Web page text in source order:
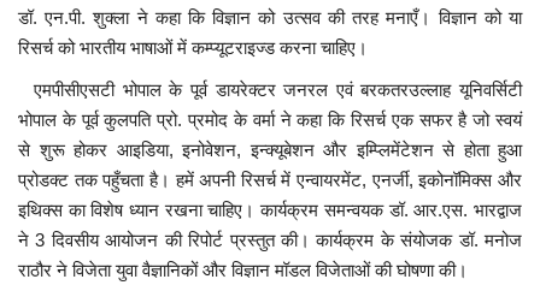
डॉ. एन.पी. शुक्ला ने कहा कि विज्ञान को उत्सव की तरह मनाएँ। विज्ञान को या
रिसर्च को भारतीय भाषाओं में कम्प्यूटराइज्ड करना चाहिए।
एमपीसीएसटी भोपाल के पूर्व डायरेक्टर जनरल एवं बरकतरउल्लाह यूनिवर्सिटी
भोपाल के पूर्व कुलपति प्रो. प्रमोद के वर्मा ने कहा कि रिसर्च एक सफर है जो स्वयं
से शुरू होकर आइडिया, इनोवेशन, इन्क्यूबेशन और इम्प्लिमेंटेशन से होता हुआ
प्रोडक्ट तक पहुँचता है। हमें अपनी रिसर्च में एन्वायरमेंट, एनर्जी, इकोनॉमिक्स और
इथिक्स का विशेष ध्यान रखना चाहिए। कार्यक्रम समन्वयक डॉ. आर.एस. भारद्वाज
ने 3 दिवसीय आयोजन की रिपोर्ट प्रस्तुत की। कार्यक्रम के संयोजक डॉ. मनोज
राठौर ने विजेता युवा वैज्ञानिकों और विज्ञान मॉडल विजेताओं की घोषणा की।